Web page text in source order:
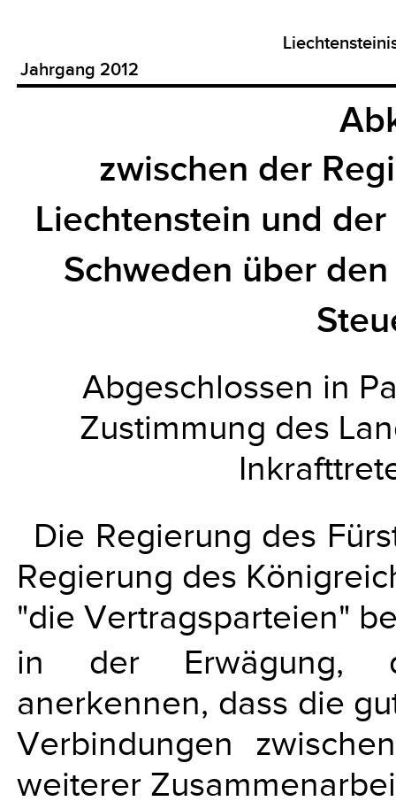
Jahrgang 2012
zwischen der
Liechtenstein und
Schweden über
Abgeschlossen in
Zustimmung des
Die Regierung des
Regierung des
"die Vertragsparteien"
in der Erwägung,
anerkennen, dass die
Verbindungen
weiterer